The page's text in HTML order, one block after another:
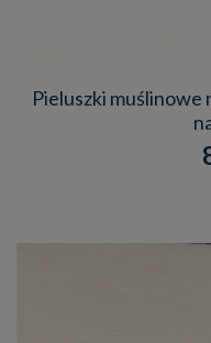
Pieluszki muślinowe